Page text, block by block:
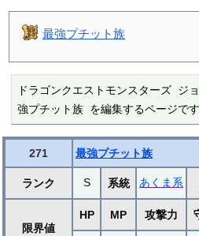
最強プチット族
ドラゴンクエストモンスターズ
強プチット族 を編集するページです
271 最強プチット族
ランク S 系統 あくま系
限界値
HP MP 攻撃力